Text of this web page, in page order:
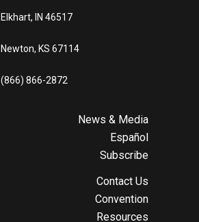
Elkhart, IN 46517
Newton, KS 67114
(866) 866-2872
News & Media
Español
Subscribe
Contact Us
Convention
Resources